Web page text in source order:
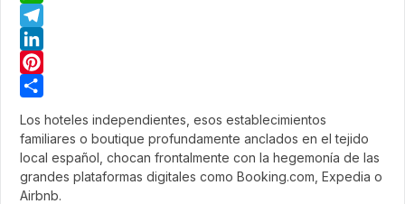
WhatsApp
Telegram
LinkedIn
Pinterest
Los hoteles independientes, esos establecimientos
familiares o boutique profundamente anclados en el tejido
local español, chocan frontalmente con la hegemonía de las
grandes plataformas digitales como Booking.com, Expedia o
Airbnb.